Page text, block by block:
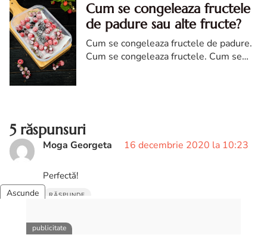
Cum se congeleaza fructele
de padure sau alte fructe?
Cum se congeleaza fructele de padure.
Cum se congeleaza fructele. Cum se
5 răspunsuri
Moga Georgeta 16 decembrie 2020 la 10:23
Perfectă!
RĂSPUNDE
16 decembrie 2020 la 10:27